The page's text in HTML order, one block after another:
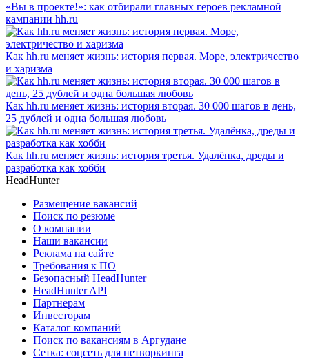
«Вы в проекте!»: как отбирали главных героев рекламной
кампании hh.ru
Как hh.ru меняет жизнь: история первая. Море, электричество
и харизма
Как hh.ru меняет жизнь: история вторая. 30 000 шагов в день,
25 дублей и одна большая любовь
Как hh.ru меняет жизнь: история третья. Удалёнка, дреды и
разработка как хобби
HeadHunter
Размещение вакансий
Поиск по резюме
О компании
Наши вакансии
Реклама на сайте
Требования к ПО
Безопасный HeadHunter
HeadHunter API
Партнерам
Инвесторам
Каталог компаний
Поиск по вакансиям в Аргудане
Сетка: соцсеть для нетворкинга